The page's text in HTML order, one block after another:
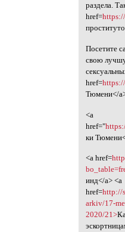
раздела.
href=
Посетите
свою
href=
Тюмени</
<a
href="
ки
<a href=
инд</a> <a
href=http://
arkiv/17-
2020/21>